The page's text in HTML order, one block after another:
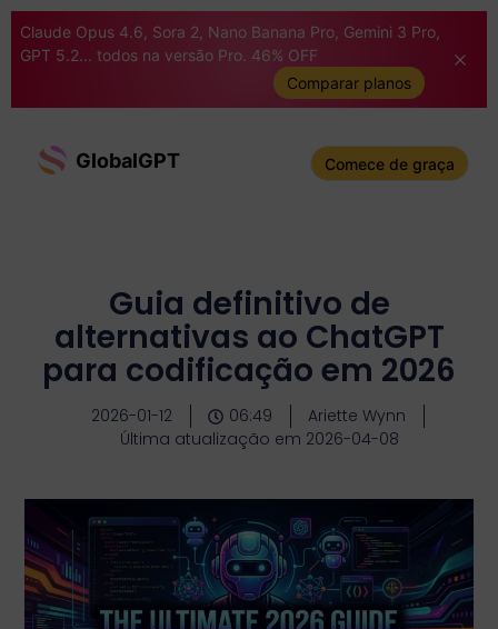
Claude Opus 4.6, Sora 2, Nano Banana Pro, Gemini 3 Pro,
GPT 5.2... todos na versão Pro. 46% OFF
Comparar planos
GlobalGPT Comece de graça
Guia definitivo de
alternativas ao ChatGPT
para codificação em 2026
2026-01-12 06:49
Ariette Wynn
Última atualização em 2026-04-08